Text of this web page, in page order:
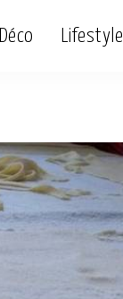
Déco Lifestyle